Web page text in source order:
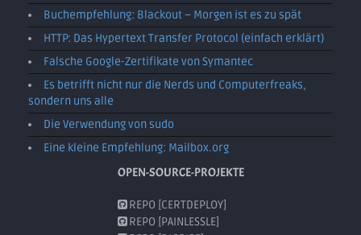
Buchempfehlung: Blackout – Morgen ist es zu spät
HTTP: Das Hypertext Transfer Protocol (einfach erklärt)
Falsche Google-Zertifikate von Symantec
Es betrifft nicht nur die Nerds und Computerfreaks,
sondern uns alle
Die Verwendung von sudo
Eine kleine Empfehlung: Mailbox.org
OPEN-SOURCE-PROJEKTE
REPO [CERTDEPLOY]
REPO [PAINLESSLE]